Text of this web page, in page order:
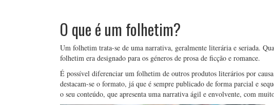
O que é um folhetim?
Um folhetim trata-se de uma narrativa, geralmente literária e seriada.
folhetim era designado para os géneros de prosa de ficção e romance.
É possível diferenciar um folhetim de outros produtos literários por causa
destacam-se o formato, já que é sempre publicado de forma parcial e
o seu conteúdo, que apresenta uma narrativa ágil e envolvente, com